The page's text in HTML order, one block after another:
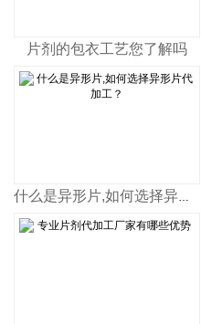
片剂的包衣工艺您了解吗
什么是异形片,如何选择异形片代加工？